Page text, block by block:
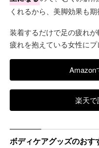
くれるから、美脚効果も期
装着するだけで足の疲れ
疲れを抱えている女性にプ
Amazon
楽天で
ボディケアグッズのおす